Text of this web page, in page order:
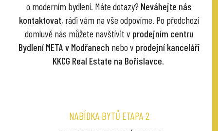
o moderním bydlení. Máte dotazy? Neváhejte nás
kontaktovat, rádi vám na vše odpovíme. Po předchozí
domluvě nás můžete navštívit v prodejním centru
Bydlení META v Modřanech nebo v prodejní kanceláři
KKCG Real Estate na Bořislavce.
NABÍDKA BYTŮ ETAPA 2